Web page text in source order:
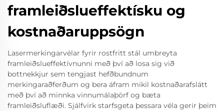
framleiðslueffektísku og
kostnaðaruppsögn
Lasermerkingarvélar fyrir rostfritt stál umbreyta
framleiðslueffektívnunni með því að losa sig við
bottnekkjur sem tengjast hefðbundnum
merkingaraðferðum og bera áfram mikil kostnaðarafslátt
með því að minnka vinnumálaþörf og bæta
framleiðsluflæði. Sjálfvirk starfsgeta þessara véla gerir þeim